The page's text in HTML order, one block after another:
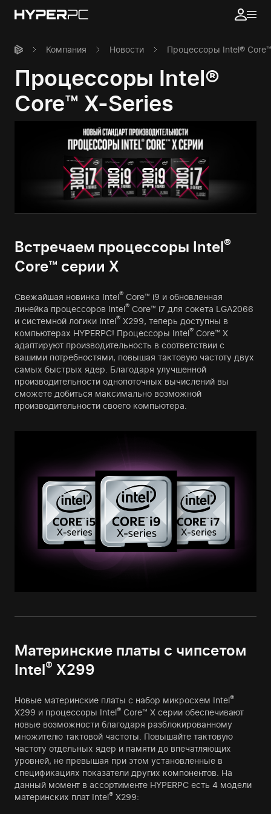
Компания Новости Процессоры Intel®
Процессоры Intel®
Core™ X-Series
Встречаем процессоры Intel®
Core™ серии X
Свежайшая новинка Intel® Core™ i9 и обновленная
линейка процессоров Intel® Core™ i7 для сокета LGA2066
и системной логики Intel® X299, теперь доступны в
компьютерах HYPERPC! Процессоры Intel® Core™ X
адаптируют производительность в соответствии с
вашими потребностями, повышая тактовую частоту двух
самых быстрых ядер. Благодаря улучшенной
производительности однопоточных вычислений вы
сможете добиться максимально возможной
производительности своего компьютера.
Материнские платы с чипсетом
Intel® X299
Новые материнские платы с набор микросхем Intel®
X299 и процессоры Intel® Core™ X серии обеспечивают
новые возможности благодаря разблокированному
множителю тактовой частоты. Повышайте тактовую
частоту отдельных ядер и памяти до впечатляющих
уровней, не превышая при этом установленные в
спецификациях показатели других компонентов. На
данный момент в ассортименте HYPERPC есть 4 модели
материнских плат Intel® X299: